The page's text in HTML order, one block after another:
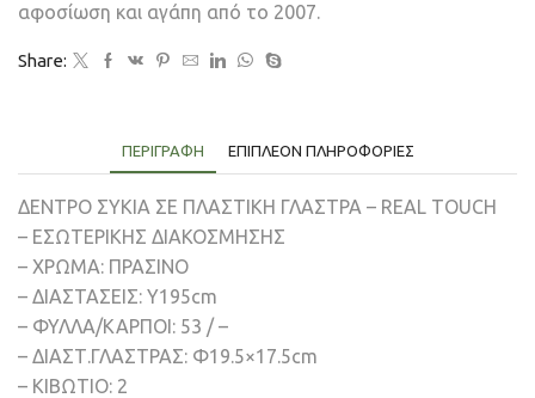
αφοσίωση και αγάπη από το 2007.
Share:
ΠΕΡΙΓΡΑΦΉ ΕΠΙΠΛΈΟΝ ΠΛΗΡΟΦΟΡΊΕΣ
ΔΕΝΤΡΟ ΣΥΚΙΑ ΣΕ ΠΛΑΣΤΙΚΗ ΓΛΑΣΤΡΑ – REAL TOUCH
– ΕΣΩΤΕΡΙΚΗΣ ΔΙΑΚΟΣΜΗΣΗΣ
– ΧΡΩΜΑ: ΠΡΑΣΙΝΟ
– ΔΙΑΣΤΑΣΕΙΣ: Υ195cm
– ΦΥΛΛΑ/ΚΑΡΠΟΙ: 53 / –
– ΔΙΑΣΤ.ΓΛΑΣΤΡΑΣ: Φ19.5×17.5cm
– ΚΙΒΩΤΙΟ: 2